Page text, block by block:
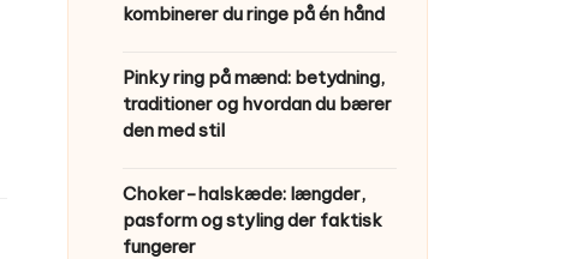
kombinerer du ringe på én hånd
Pinky ring på mænd: betydning,
traditioner og hvordan du bærer
den med stil
Choker-halskæde: længder,
pasform og styling der faktisk
fungerer